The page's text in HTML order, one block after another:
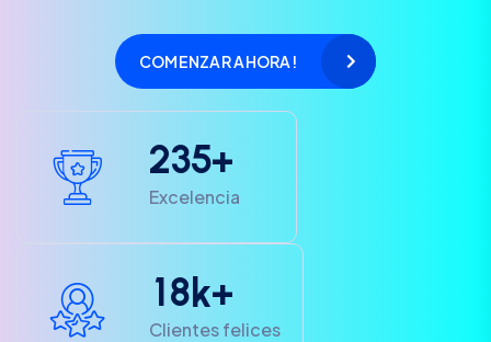
COMENZAR AHORA!
235+
Excelencia
18k+
Clientes felices